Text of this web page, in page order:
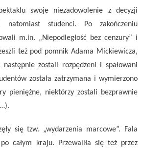
swoje niezadowolenie z decyzji
natomiast studenci. Po zakończeniu
m.in. „Niepodległość bez cenzury” i
też pod pomnik Adama Mickiewicza,
zostali rozpędzeni i spałowani
została zatrzymana i wymierzono
pieniężne, niektórzy zostali bezprawnie
się tzw. „wydarzenia marcowe”. Fala
całym kraju. Przewaliła się też przez